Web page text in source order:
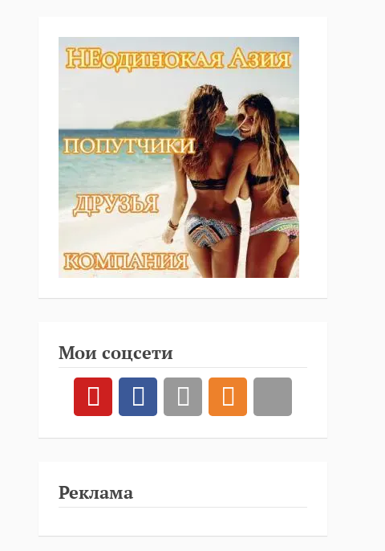
Мои соцсети
Реклама